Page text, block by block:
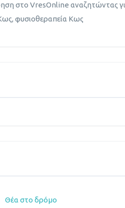
στο VresOnline αναζητώντας
φυσιοθεραπεία Κως
Θέα στο δρόμο